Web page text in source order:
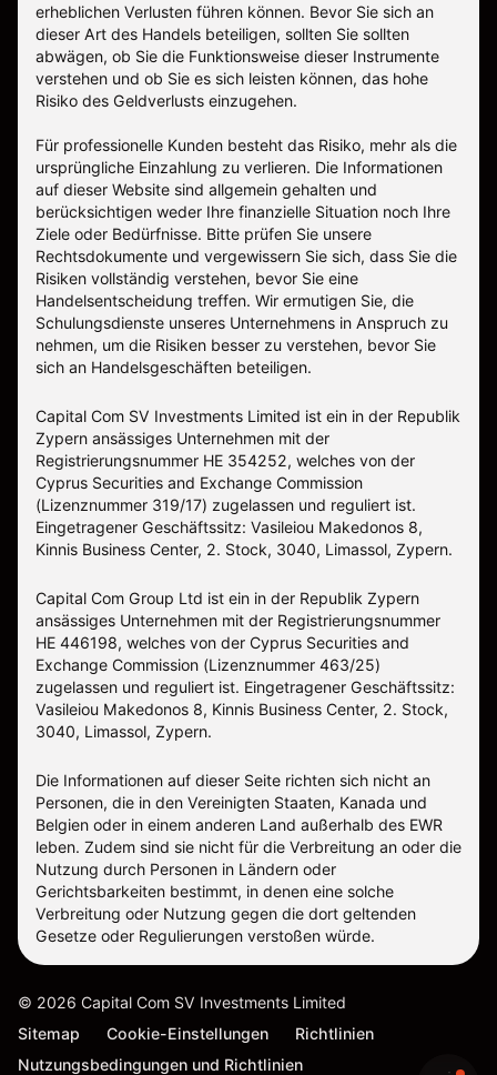
erheblichen Verlusten führen können. Bevor Sie sich an
dieser Art des Handels beteiligen, sollten Sie sollten
abwägen, ob Sie die Funktionsweise dieser Instrumente
verstehen und ob Sie es sich leisten können, das hohe
Risiko des Geldverlusts einzugehen.
Für professionelle Kunden besteht das Risiko, mehr als die
ursprüngliche Einzahlung zu verlieren. Die Informationen
auf dieser Website sind allgemein gehalten und
berücksichtigen weder Ihre finanzielle Situation noch Ihre
Ziele oder Bedürfnisse. Bitte prüfen Sie unsere
Rechtsdokumente und vergewissern Sie sich, dass Sie die
Risiken vollständig verstehen, bevor Sie eine
Handelsentscheidung treffen. Wir ermutigen Sie, die
Schulungsdienste unseres Unternehmens in Anspruch zu
nehmen, um die Risiken besser zu verstehen, bevor Sie
sich an Handelsgeschäften beteiligen.
Capital Com SV Investments Limited ist ein in der Republik
Zypern ansässiges Unternehmen mit der
Registrierungsnummer HE 354252, welches von der
Cyprus Securities and Exchange Commission
(Lizenznummer 319/17) zugelassen und reguliert ist.
Eingetragener Geschäftssitz: Vasileiou Makedonos 8,
Kinnis Business Center, 2. Stock, 3040, Limassol, Zypern.
Capital Com Group Ltd ist ein in der Republik Zypern
ansässiges Unternehmen mit der Registrierungsnummer
ΗΕ 446198, welches von der Cyprus Securities and
Exchange Commission (Lizenznummer 463/25)
zugelassen und reguliert ist. Eingetragener Geschäftssitz:
Vasileiou Makedonos 8, Kinnis Business Center, 2. Stock,
3040, Limassol, Zypern.
Die Informationen auf dieser Seite richten sich nicht an
Personen, die in den Vereinigten Staaten, Kanada und
Belgien oder in einem anderen Land außerhalb des EWR
leben. Zudem sind sie nicht für die Verbreitung an oder die
Nutzung durch Personen in Ländern oder
Gerichtsbarkeiten bestimmt, in denen eine solche
Verbreitung oder Nutzung gegen die dort geltenden
Gesetze oder Regulierungen verstoßen würde.
© 2026 Capital Com SV Investments Limited
Sitemap
Cookie-Einstellungen
Richtlinien
Nutzungsbedingungen und Richtlinien